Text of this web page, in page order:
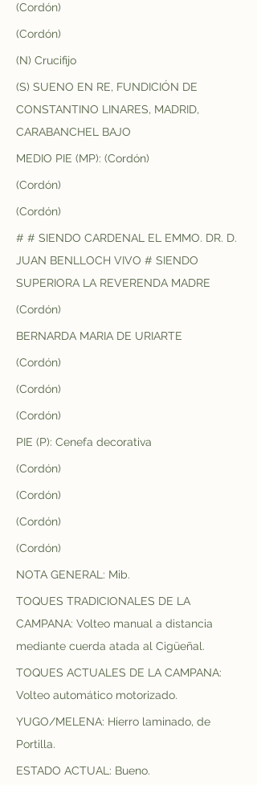
(Cordón)
(Cordón)
(N) Crucifijo
(S) SUENO EN RE, FUNDICIÓN DE
CONSTANTINO LINARES, MADRID,
CARABANCHEL BAJO
MEDIO PIE (MP): (Cordón)
(Cordón)
(Cordón)
# # SIENDO CARDENAL EL EMMO. DR. D.
JUAN BENLLOCH VIVO # SIENDO
SUPERIORA LA REVERENDA MADRE
(Cordón)
BERNARDA MARIA DE URIARTE
(Cordón)
(Cordón)
(Cordón)
PIE (P): Cenefa decorativa
(Cordón)
(Cordón)
(Cordón)
(Cordón)
NOTA GENERAL: Mib.
TOQUES TRADICIONALES DE LA
CAMPANA: Volteo manual a distancia
mediante cuerda atada al Cigüeñal.
TOQUES ACTUALES DE LA CAMPANA:
Volteo automático motorizado.
YUGO/MELENA: Hierro laminado, de
Portilla.
ESTADO ACTUAL: Bueno.